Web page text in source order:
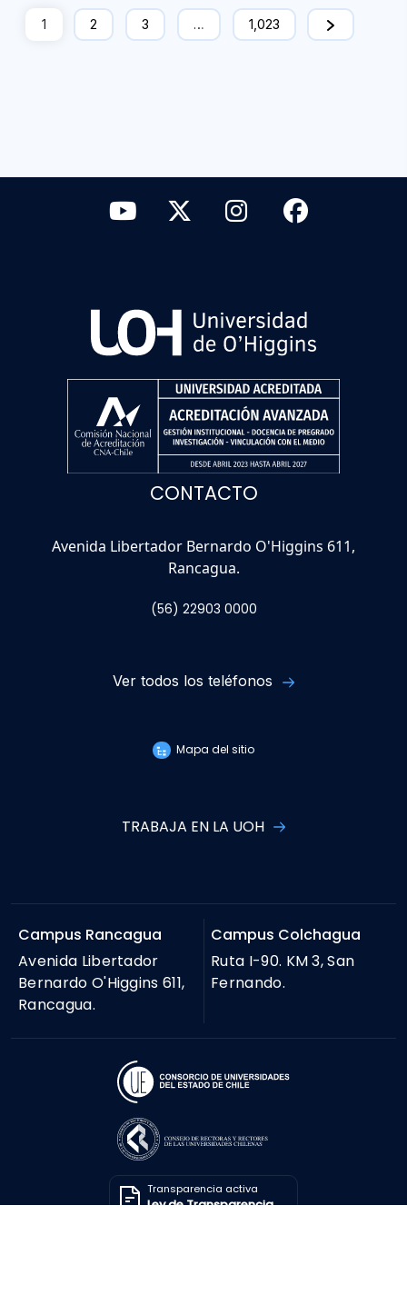
1 2 3 … 1,023
CONTACTO
Avenida Libertador Bernardo O'Higgins 611,
Rancagua.
(56) 22903 0000
Ver todos los teléfonos
Mapa del sitio
TRABAJA EN LA UOH
Campus Rancagua
Avenida Libertador
Bernardo O'Higgins 611,
Rancagua.
Campus Colchagua
Ruta I-90. KM 3, San
Fernando.
Transparencia activa
Ley de Transparencia